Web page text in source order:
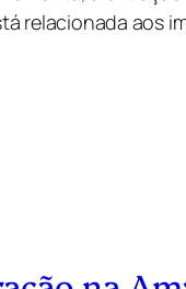
relacionada aos